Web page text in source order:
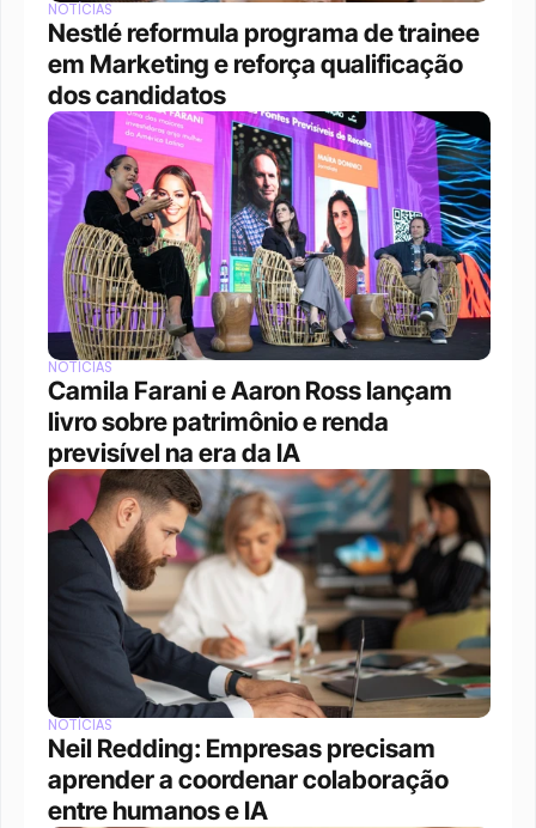
NOTÍCIAS
Nestlé reformula programa de trainee
em Marketing e reforça qualificação
dos candidatos
NOTÍCIAS
Camila Farani e Aaron Ross lançam
livro sobre patrimônio e renda
previsível na era da IA
NOTÍCIAS
Neil Redding: Empresas precisam
aprender a coordenar colaboração
entre humanos e IA